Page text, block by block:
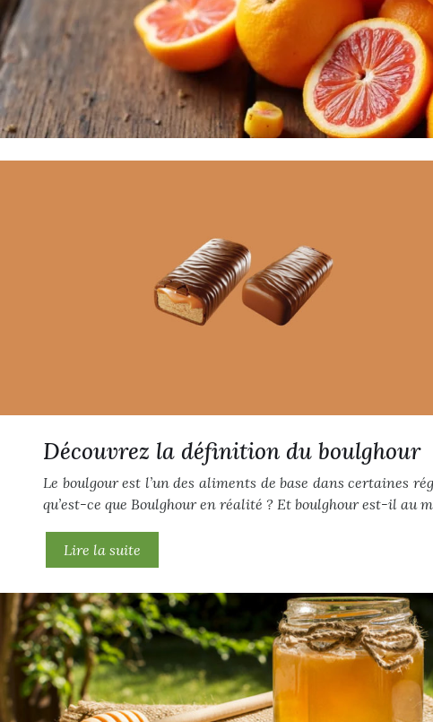
Découvrez la définition du boulghour
Le boulgour est l’un des aliments de base dans certaines
qu’est-ce que Boulghour en réalité ? Et boulghour est-il au
Lire la suite